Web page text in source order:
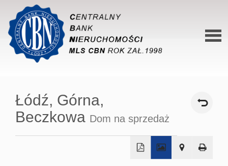
O
Łódź, Górna,
Beczkowa Dom na sprzedaż